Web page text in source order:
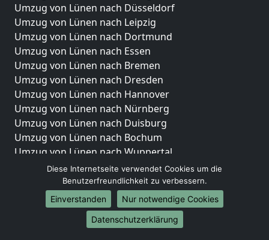
Umzug von Lünen nach Düsseldorf
Umzug von Lünen nach Leipzig
Umzug von Lünen nach Dortmund
Umzug von Lünen nach Essen
Umzug von Lünen nach Bremen
Umzug von Lünen nach Dresden
Umzug von Lünen nach Hannover
Umzug von Lünen nach Nürnberg
Umzug von Lünen nach Duisburg
Umzug von Lünen nach Bochum
Umzug von Lünen nach Wuppertal
Umzug von Lünen nach Bielefeld
Umzug von Lünen nach Bonn
Umzug von Lünen nach Münster
Internationale-Umzüge
Diese Internetseite verwendet Cookies um die
Benutzerfreundlichkeit zu verbessern.
Einverstanden
Nur notwendige Cookies
Datenschutzerklärung